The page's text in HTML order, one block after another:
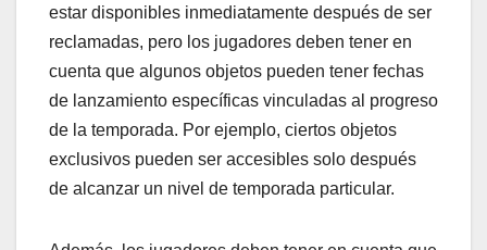
estar disponibles inmediatamente después de ser
reclamadas, pero los jugadores deben tener en
cuenta que algunos objetos pueden tener fechas
de lanzamiento específicas vinculadas al progreso
de la temporada. Por ejemplo, ciertos objetos
exclusivos pueden ser accesibles solo después
de alcanzar un nivel de temporada particular.